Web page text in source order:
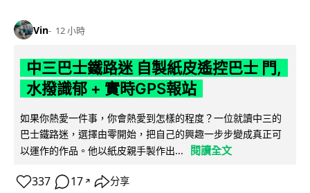
Vin 12 小時
中三巴士鐵路迷 自製紙皮遙控巴士 門,
水撥識郁 + 實時GPS報站
如果你熱愛一件事，你會熱愛到怎樣的程度？一位就讀中三的
巴士鐵路迷，選擇由零開始，把自己的興趣一步步變成真正可
以運作的作品。他以紙皮親手製作出...
閱讀全文
337 17 ↗ 分享